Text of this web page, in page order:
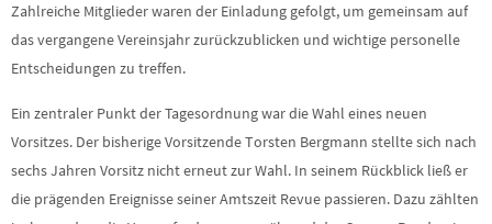
Zahlreiche Mitglieder waren der Einladung gefolgt, um gemeinsam auf
das vergangene Vereinsjahr zurückzublicken und wichtige personelle
Entscheidungen zu treffen.
Ein zentraler Punkt der Tagesordnung war die Wahl eines neuen
Vorsitzes. Der bisherige Vorsitzende Torsten Bergmann stellte sich nach
sechs Jahren Vorsitz nicht erneut zur Wahl. In seinem Rückblick ließ er
die prägenden Ereignisse seiner Amtszeit Revue passieren. Dazu zählten